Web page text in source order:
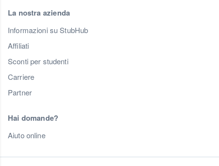
La nostra azienda
Informazioni su StubHub
Affiliati
Sconti per studenti
Carriere
Partner
Hai domande?
Aiuto online